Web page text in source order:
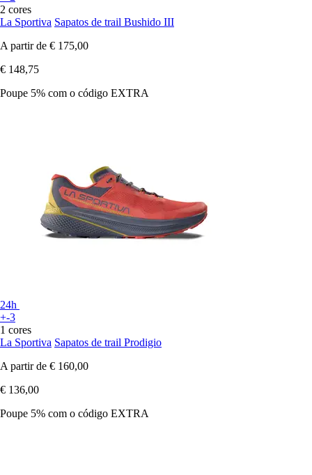
2 cores
La Sportiva Sapatos de trail Bushido III
A partir de € 175,00
€ 148,75
Poupe 5% com o código EXTRA
24h
+-3
1 cores
La Sportiva Sapatos de trail Prodigio
A partir de € 160,00
€ 136,00
Poupe 5% com o código EXTRA